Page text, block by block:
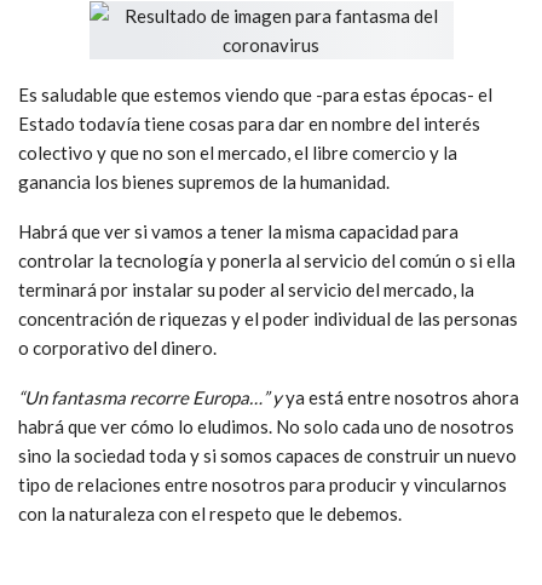
Es saludable que estemos viendo que -para estas épocas- el
Estado todavía tiene cosas para dar en nombre del interés
colectivo y que no son el mercado, el libre comercio y la
ganancia los bienes supremos de la humanidad.
Habrá que ver si vamos a tener la misma capacidad para
controlar la tecnología y ponerla al servicio del común o si ella
terminará por instalar su poder al servicio del mercado, la
concentración de riquezas y el poder individual de las personas
o corporativo del dinero.
“Un fantasma recorre Europa…” yya está entre nosotros ahora
habrá que ver cómo lo eludimos. No solo cada uno de nosotros
sino la sociedad toda y si somos capaces de construir un nuevo
tipo de relaciones entre nosotros para producir y vincularnos
con la naturaleza con el respeto que le debemos.